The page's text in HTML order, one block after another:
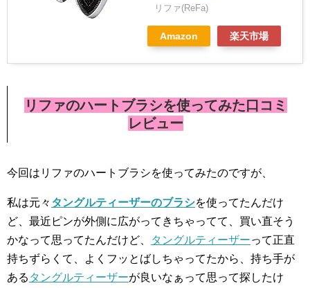
リファ(ReFa)
Amazon 楽天市場
リファのハートブラシを使ってみた口コミ
レビュー
今回はリファのハートブラシを使ってみたのですが、
私は元々 タングルティーザーのブラシを使ってたんだけ
ど、最近ピンが外側に広がってきちゃってて、買い直そう
かなって思ってたんだけど、
タングルティーザーって正直
持ちずらくて、よくフッとばしちゃってたから、持ち手が
ある タングルティーザーが良いなぁって思って探したけ